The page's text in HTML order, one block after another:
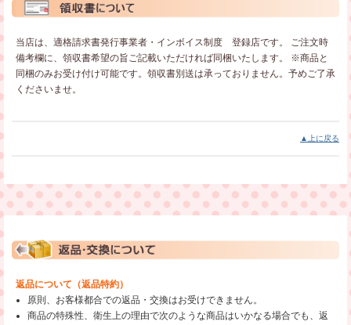
当店は、適格請求書発行事業者・インボイス制度 登録店です。
ご注文時
備考欄に、領収書希望の旨ご記載いただければ同梱いたします。
※商品と
同梱のみお受け付け可能です。領収書別送は承っておりません。予めご了承
くださいませ。
▲上に戻る
返品について（返品特約）
原則、お客様都合での返品・交換はお受けできません。
商品の特殊性、衛生上の理由で次のような商品はいかなる場合でも、返